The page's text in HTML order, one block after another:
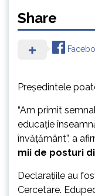
Share
Președintele
“Am primit
educație
învățământ”, a
mii de posturi
Declarațiile au
Cercetare.